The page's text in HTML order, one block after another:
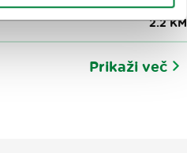
2.2 KM
Prikaži več